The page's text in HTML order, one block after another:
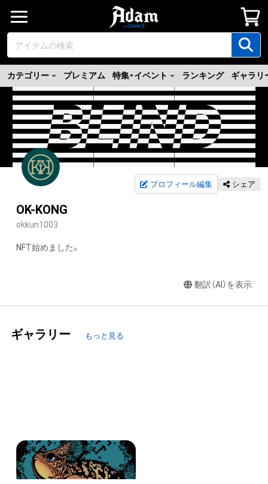
カテゴリー プレミアム 特集・イベント ランキング ギャラリ
プロフィール編集 シェア
OK-KONG
okkun1003
NFT始めました。
翻訳（AI）を表示
ギャラリー もっと見る
OK-KONG
K-Galerie